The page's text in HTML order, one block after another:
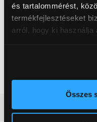
és tartalommérést,
termékfejlesztéseket
arról, hogy ki használja
elhelyezkedéséről
Az Ön Összes
Gorenje NRS8182KX
Vásárlói vélemények(0)